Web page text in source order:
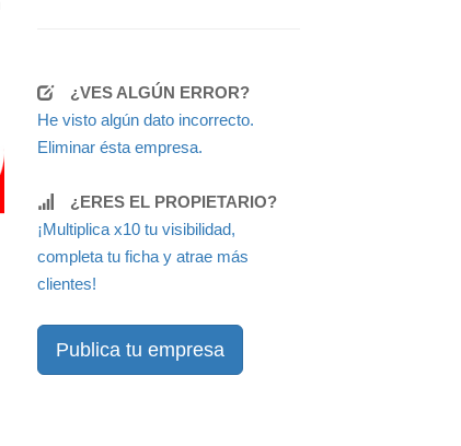
¿VES ALGÚN ERROR?
He visto algún dato incorrecto.
Eliminar ésta empresa.
¿ERES EL PROPIETARIO?
¡Multiplica x10 tu visibilidad,
completa tu ficha y atrae más
clientes!
Publica tu empresa